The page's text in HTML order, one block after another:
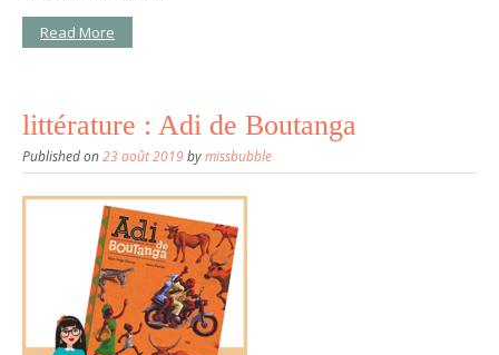
Read More
littérature : Adi de Boutanga
Published on23 août 2019bymissbubble